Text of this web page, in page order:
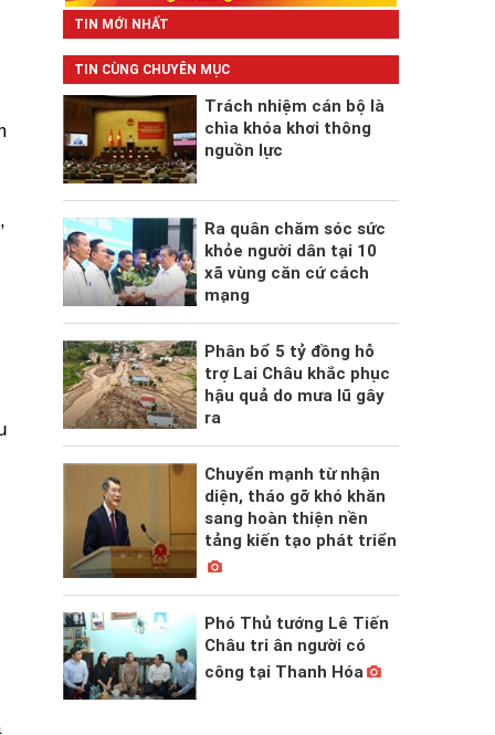
TIN MỚI NHẤT
TIN CÙNG CHUYÊN MỤC
Trách nhiệm cán bộ là
chìa khóa khơi thông
nguồn lực
Ra quân chăm sóc sức
khỏe người dân tại 10
xã vùng căn cứ cách
mạng
Phân bổ 5 tỷ đồng hỗ
trợ Lai Châu khắc phục
hậu quả do mưa lũ gây
ra
Chuyển mạnh từ nhận
diện, tháo gỡ khó khăn
sang hoàn thiện nền
tảng kiến tạo phát triển
Phó Thủ tướng Lê Tiến
Châu tri ân người có
công tại Thanh Hóa